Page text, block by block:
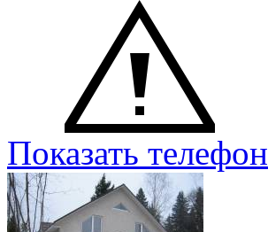
Показать телефон